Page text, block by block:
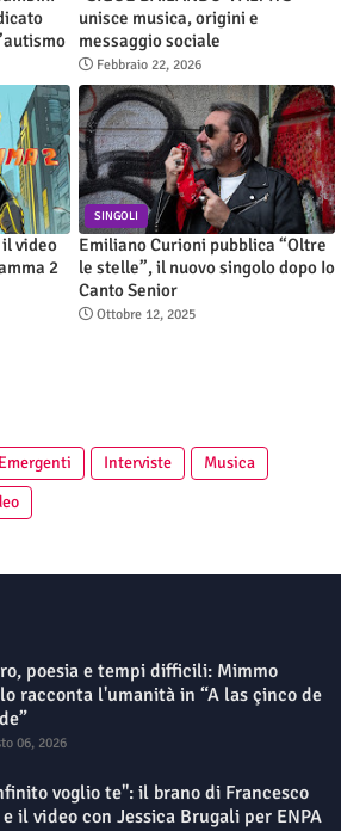
unisce musica, origini e
messaggio sociale
Febbraio 22, 2026
video
2
SINGOLI
Emiliano Curioni pubblica “Oltre
le stelle”, il nuovo singolo dopo Io
Canto Senior
Ottobre 12, 2025
Emergenti Interviste
Musica
poesia e tempi difficili: Mimmo
racconta l'umanità in “A las çinco de
06, 2026
voglio te": il brano di Francesco
il video con Jessica Brugali per ENPA